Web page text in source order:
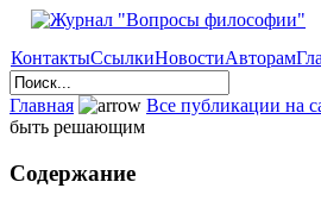
КонтактыСсылкиНовостиАвторам
Главная Все публикации на
быть решающим
Содержание